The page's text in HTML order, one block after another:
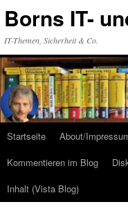
Inhalt
Borns IT-
IT-Themen, Sicherheit & Co.
Startseite About/
Kommentieren im Blog
Inhalt (Vista Blog)